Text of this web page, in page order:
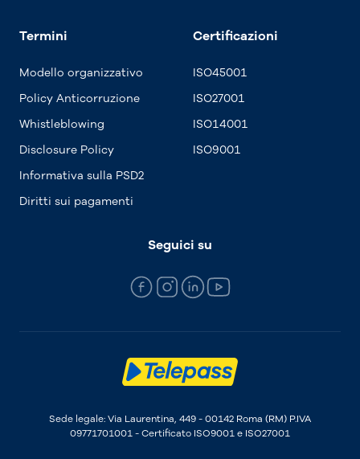
Termini
Modello organizzativo
Policy Anticorruzione
Whistleblowing
Disclosure Policy
Informativa sulla PSD2
Diritti sui pagamenti
Certificazioni
ISO45001
ISO27001
ISO14001
ISO9001
Seguici su
Sede legale: Via Laurentina, 449 - 00142 Roma (RM) P.IVA
09771701001 - Certificato ISO9001 e ISO27001